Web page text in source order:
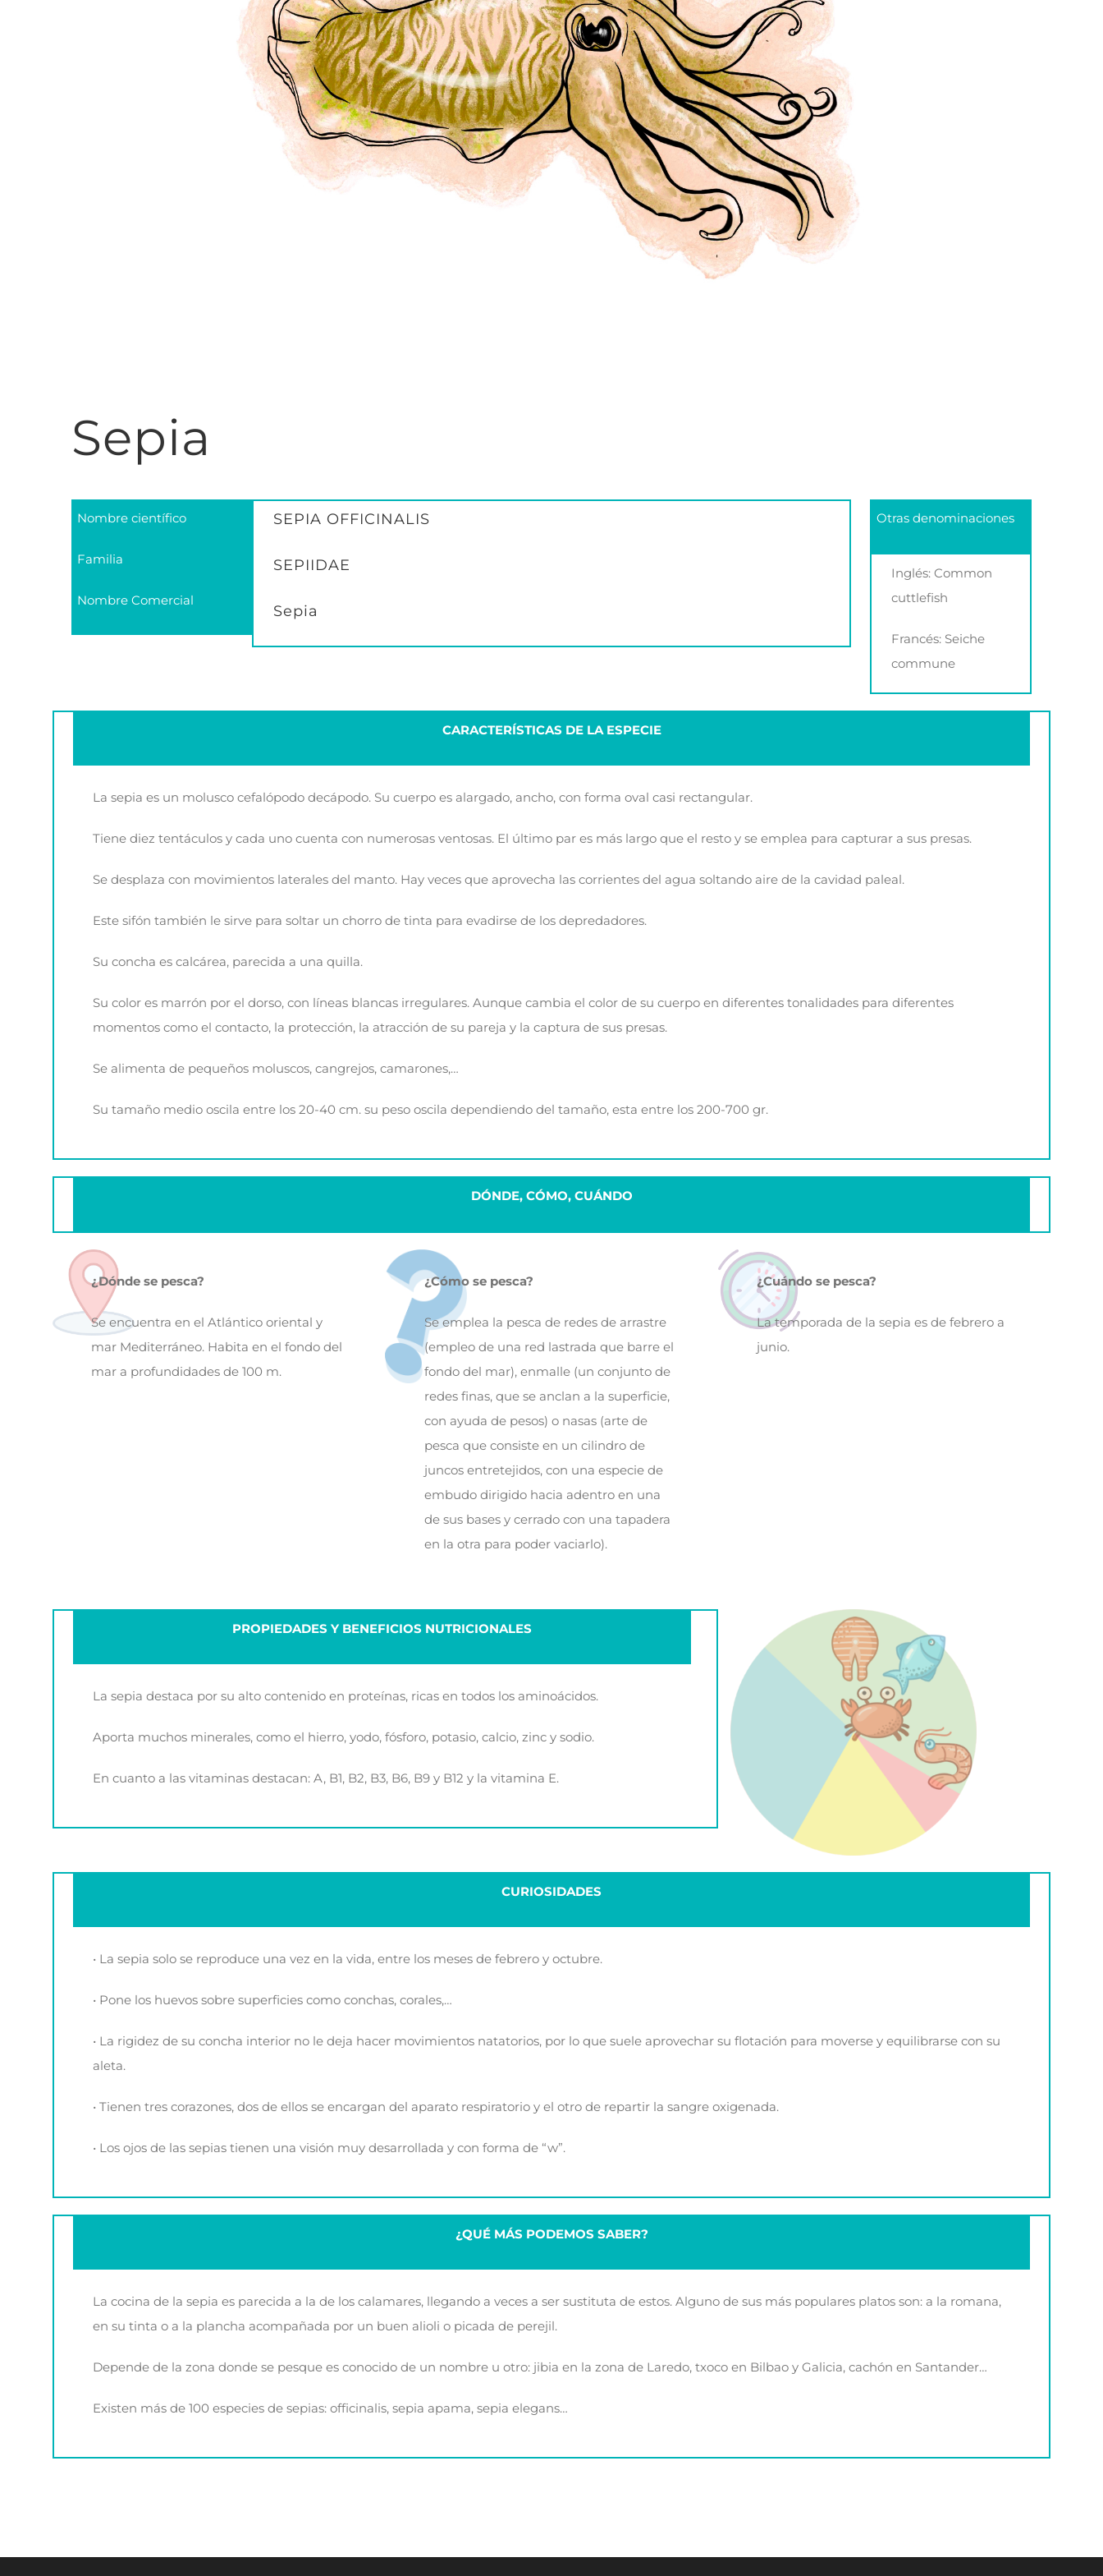
Sepia
Nombre científico
Familia
Nombre Comercial
SEPIA OFFICINALIS
SEPIIDAE
Sepia
Otras denominaciones
Inglés: Common
cuttlefish
Francés: Seiche
commune
CARACTERÍSTICAS DE LA ESPECIE
La sepia es un molusco cefalópodo decápodo. Su cuerpo es alargado, ancho, con forma oval casi rectangular.
Tiene diez tentáculos y cada uno cuenta con numerosas ventosas. El último par es más largo que el resto y se emplea para capturar a sus presas.
Se desplaza con movimientos laterales del manto. Hay veces que aprovecha las corrientes del agua soltando aire de la cavidad paleal.
Este sifón también le sirve para soltar un chorro de tinta para evadirse de los depredadores.
Su concha es calcárea, parecida a una quilla.
Su color es marrón por el dorso, con líneas blancas irregulares. Aunque cambia el color de su cuerpo en diferentes tonalidades para diferentes
momentos como el contacto, la protección, la atracción de su pareja y la captura de sus presas.
Se alimenta de pequeños moluscos, cangrejos, camarones,…
Su tamaño medio oscila entre los 20-40 cm. su peso oscila dependiendo del tamaño, esta entre los 200-700 gr.
DÓNDE, CÓMO, CUÁNDO
¿Dónde se pesca?
Se encuentra en el Atlántico oriental y
mar Mediterráneo. Habita en el fondo del
mar a profundidades de 100 m.
¿Cómo se pesca?
Se emplea la pesca de redes de arrastre
(empleo de una red lastrada que barre el
fondo del mar), enmalle (un conjunto de
redes finas, que se anclan a la superficie,
con ayuda de pesos) o nasas (arte de
pesca que consiste en un cilindro de
juncos entretejidos, con una especie de
embudo dirigido hacia adentro en una
de sus bases y cerrado con una tapadera
en la otra para poder vaciarlo).
¿Cuándo se pesca?
La temporada de la sepia es de febrero a
junio.
PROPIEDADES Y BENEFICIOS NUTRICIONALES
La sepia destaca por su alto contenido en proteínas, ricas en todos los aminoácidos.
Aporta muchos minerales, como el hierro, yodo, fósforo, potasio, calcio, zinc y sodio.
En cuanto a las vitaminas destacan: A, B1, B2, B3, B6, B9 y B12 y la vitamina E.
CURIOSIDADES
• La sepia solo se reproduce una vez en la vida, entre los meses de febrero y octubre.
• Pone los huevos sobre superficies como conchas, corales,…
• La rigidez de su concha interior no le deja hacer movimientos natatorios, por lo que suele aprovechar su flotación para moverse y equilibrarse con su
aleta.
• Tienen tres corazones, dos de ellos se encargan del aparato respiratorio y el otro de repartir la sangre oxigenada.
• Los ojos de las sepias tienen una visión muy desarrollada y con forma de “w”.
¿QUÉ MÁS PODEMOS SABER?
La cocina de la sepia es parecida a la de los calamares, llegando a veces a ser sustituta de estos. Alguno de sus más populares platos son: a la romana,
en su tinta o a la plancha acompañada por un buen alioli o picada de perejil.
Depende de la zona donde se pesque es conocido de un nombre u otro: jibia en la zona de Laredo, txoco en Bilbao y Galicia, cachón en Santander…
Existen más de 100 especies de sepias: officinalis, sepia apama, sepia elegans…